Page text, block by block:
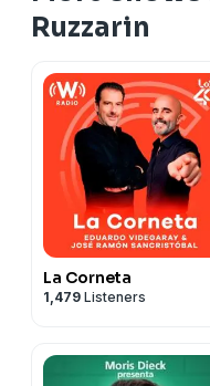
Ruzzarin
La Corneta
1,479 Listeners